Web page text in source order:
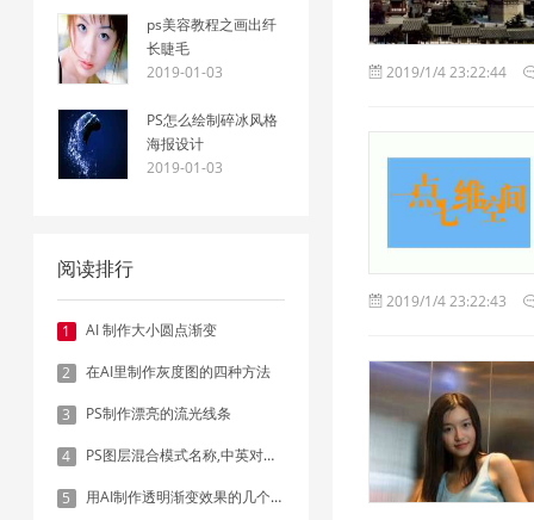
ps美容教程之画出纤
长睫毛
2019-01-03
PS怎么绘制碎冰风格
海报设计
2019-01-03
阅读排行
1 AI 制作大小圆点渐变
2 在AI里制作灰度图的四种方法
3 PS制作漂亮的流光线条
4 PS图层混合模式名称,中英对照表
5 用AI制作透明渐变效果的几个方法
2019/1/4 23:22:44
2019/1/4 23:22:43